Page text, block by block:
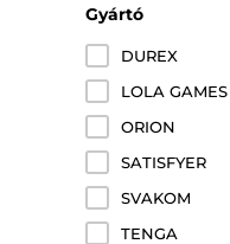
Gyártó
DUREX
LOLA GAMES
ORION
SATISFYER
SVAKOM
TENGA